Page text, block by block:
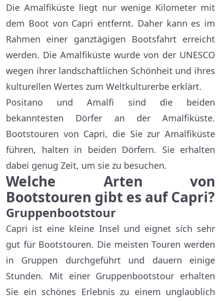
Die Amalfiküste liegt nur wenige Kilometer mit
dem Boot von Capri entfernt. Daher kann es im
Rahmen einer ganztägigen Bootsfahrt erreicht
werden. Die Amalfiküste wurde von der UNESCO
wegen ihrer landschaftlichen Schönheit und ihres
kulturellen Wertes zum Weltkulturerbe erklärt.
Positano und Amalfi sind die beiden
bekanntesten Dörfer an der Amalfiküste.
Bootstouren von Capri, die Sie zur Amalfiküste
führen, halten in beiden Dörfern. Sie erhalten
dabei genug Zeit, um sie zu besuchen.
Welche Arten von
Bootstouren gibt es auf Capri?
Gruppenbootstour
Capri ist eine kleine Insel und eignet sich sehr
gut für Bootstouren. Die meisten Touren werden
in Gruppen durchgeführt und dauern einige
Stunden. Mit einer Gruppenbootstour erhalten
Sie ein schönes Erlebnis zu einem unglaublich